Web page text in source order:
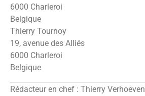
6000 Charleroi
Belgique
Thierry Tournoy
19, avenue des Alliés
6000 Charleroi
Belgique
Rédacteur en chef : Thierry Verhoeven